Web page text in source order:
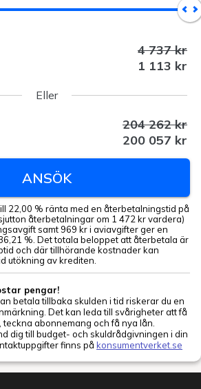
4 737 kr
1 113 kr
Eller
204 262 kr
200 057 kr
ANSÖK
22,00 % ränta med en återbetalningstid på
återbetalningar om 1 472 kr vardera)
samt 969 kr i aviavgifter ger en
%. Det totala beloppet att återbetala är
och där tillhörande kostnader kan
utökning av krediten.
pengar!
betala tillbaka skulden i tid riskerar du en
Det kan leda till svårigheter att få
abonnemang och få nya lån.
dig till budget- och skuldrådgivningen i din
finns på konsumentverket.se